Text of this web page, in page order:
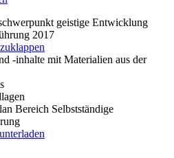
geistige Entwicklung
2017
-inhalte mit Materialien aus der
Bereich Selbstständige